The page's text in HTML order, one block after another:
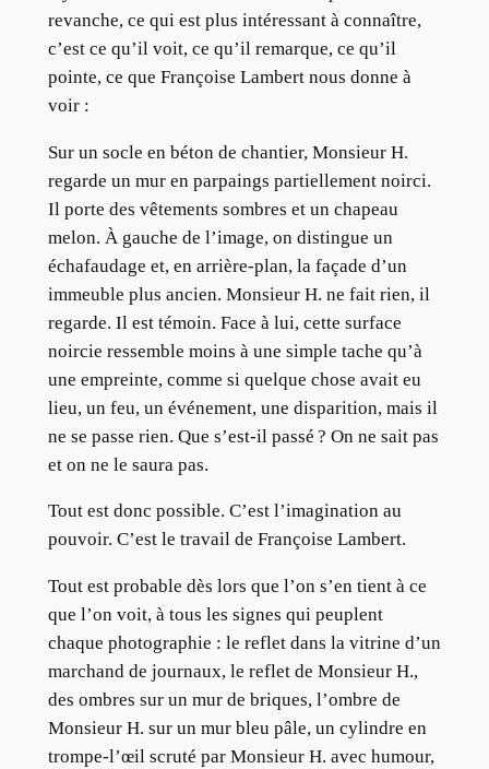
revanche, ce qui est plus intéressant à connaître,
c’est ce qu’il voit, ce qu’il remarque, ce qu’il
pointe, ce que Françoise Lambert nous donne à
voir :
Sur un socle en béton de chantier, Monsieur H.
regarde un mur en parpaings partiellement noirci.
Il porte des vêtements sombres et un chapeau
melon. À gauche de l’image, on distingue un
échafaudage et, en arrière-plan, la façade d’un
immeuble plus ancien. Monsieur H. ne fait rien, il
regarde. Il est témoin. Face à lui, cette surface
noircie ressemble moins à une simple tache qu’à
une empreinte, comme si quelque chose avait eu
lieu, un feu, un événement, une disparition, mais il
ne se passe rien. Que s’est-il passé ? On ne sait pas
et on ne le saura pas.
Tout est donc possible. C’est l’imagination au
pouvoir. C’est le travail de Françoise Lambert.
Tout est probable dès lors que l’on s’en tient à ce
que l’on voit, à tous les signes qui peuplent
chaque photographie : le reflet dans la vitrine d’un
marchand de journaux, le reflet de Monsieur H.,
des ombres sur un mur de briques, l’ombre de
Monsieur H. sur un mur bleu pâle, un cylindre en
trompe-l’œil scruté par Monsieur H. avec humour,